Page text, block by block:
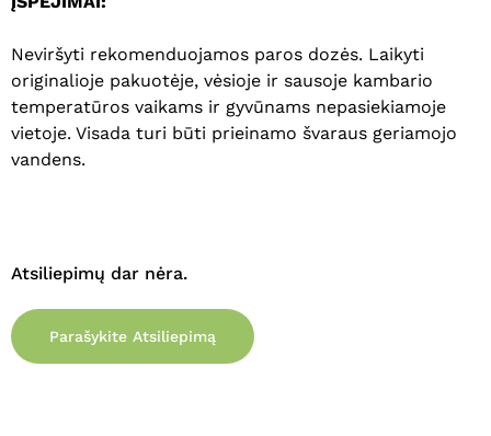
Neviršyti rekomenduojamos paros dozės. Laikyti
originalioje pakuotėje, vėsioje ir sausoje kambario
temperatūros vaikams ir gyvūnams nepasiekiamoje
vietoje. Visada turi būti prieinamo švaraus geriamojo
vandens.
Atsiliepimų dar nėra.
Parašykite Atsiliepimą